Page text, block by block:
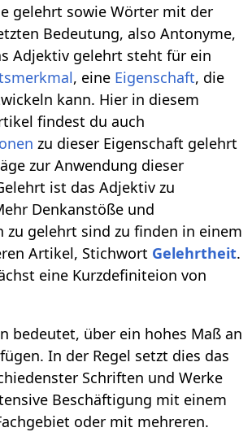
gelehrt sowie Wörter mit der
Bedeutung, also Antonyme,
Adjektiv gelehrt steht für ein
, eine Eigenschaft, die
kann. Hier in diesem
findest du auch
zu dieser Eigenschaft gelehrt
zur Anwendung dieser
ist das Adjektiv zu
Denkanstöße und
zu gelehrt sind zu finden in einem
Artikel, Stichwort Gelehrtheit.
eine Kurzdefiniteion von
bedeutet, über ein hohes Maß an
In der Regel setzt dies das
Schriften und Werke
Beschäftigung mit einem
oder mit mehreren.